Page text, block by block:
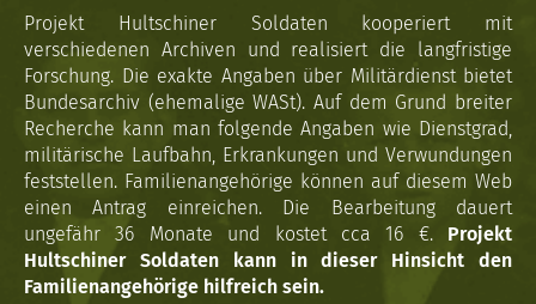
Projekt Hultschiner Soldaten kooperiert mit
verschiedenen Archiven und realisiert die langfristige
Forschung. Die exakte Angaben über Militärdienst bietet
Bundesarchiv (ehemalige WASt). Auf dem Grund breiter
Recherche kann man folgende Angaben wie Dienstgrad,
militärische Laufbahn, Erkrankungen und Verwundungen
feststellen. Familienangehörige können auf diesem Web
einen Antrag einreichen. Die Bearbeitung dauert
ungefähr 36 Monate und kostet cca 16 €. Projekt
Hultschiner Soldaten kann in dieser Hinsicht den
Familienangehörige hilfreich sein.